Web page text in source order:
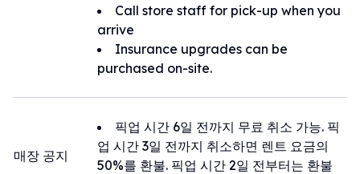
Call store staff for pick-up when you
arrive
Insurance upgrades can be
purchased on-site.
매장 공지
픽업 시간 6일 전까지 무료 취소 가능. 픽
업 시간 3일 전까지 취소하면 렌트 요금의
50%를 환불. 픽업 시간 2일 전부터는 환불